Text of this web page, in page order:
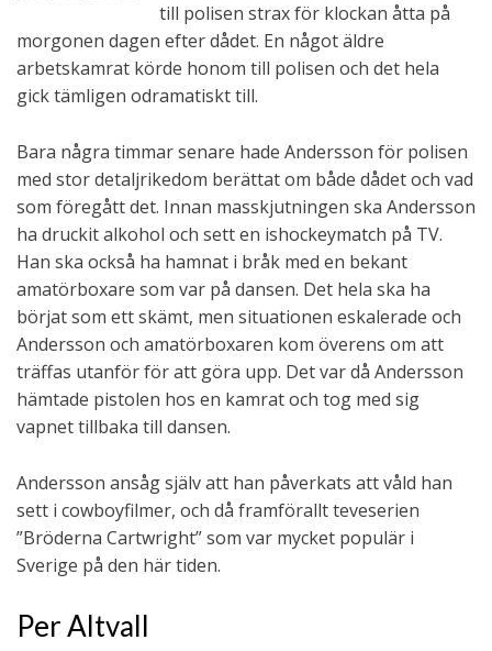
till polisen strax för klockan åtta på
morgonen dagen efter dådet. En något äldre
arbetskamrat körde honom till polisen och det hela
gick tämligen odramatiskt till.
Bara några timmar senare hade Andersson för polisen
med stor detaljrikedom berättat om både dådet och vad
som föregått det. Innan masskjutningen ska Andersson
ha druckit alkohol och sett en ishockeymatch på TV.
Han ska också ha hamnat i bråk med en bekant
amatörboxare som var på dansen. Det hela ska ha
börjat som ett skämt, men situationen eskalerade och
Andersson och amatörboxaren kom överens om att
träffas utanför för att göra upp. Det var då Andersson
hämtade pistolen hos en kamrat och tog med sig
vapnet tillbaka till dansen.
Andersson ansåg själv att han påverkats att våld han
sett i cowboyfilmer, och då framförallt teveserien
”Bröderna Cartwright” som var mycket populär i
Sverige på den här tiden.
Per Altvall